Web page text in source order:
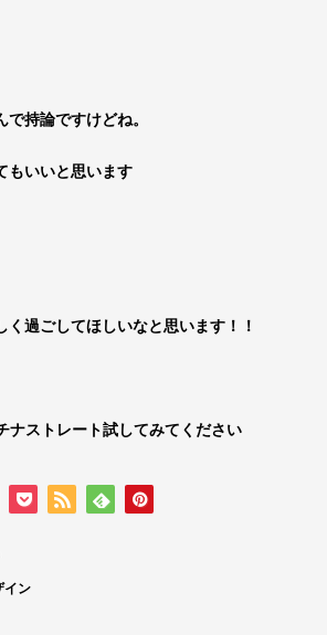
持論ですけどね。
もいいと思います
く過ごしてほしいなと思います！！
ナストレート試してみてください
イン